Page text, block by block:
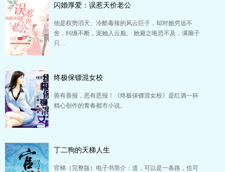
闪婚厚爱：误惹天价老公
他是权势滔天、冷酷毒辣的风云巨子，却对她穷追不
舍，纠缠不断，宠她入云巅。 她避之唯恐不及，满脑子
只…
终极保镖混女校
善有善报，恶有恶报！《终极保镖混女校》是红酒一杯
精心创作的青春都市小说。
丁二狗的天梯人生
官梯（完整版）电子书简介：道，可以是一条路，也可